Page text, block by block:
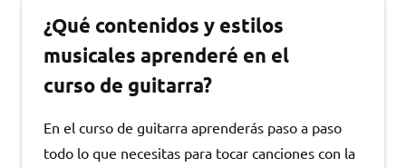
¿Qué contenidos y estilos
musicales aprenderé en el
curso de guitarra?
En el curso de guitarra aprenderás paso a paso
todo lo que necesitas para tocar canciones con la